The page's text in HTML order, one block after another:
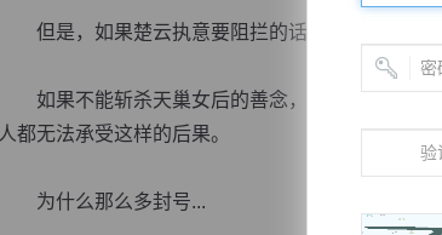
但是，如果楚云执意要阻拦的话，他也没有任何
如果不能斩杀天巢女后的善念，万一等到恶念头
人都无法承受这样的后果。
为什么那么多封号...